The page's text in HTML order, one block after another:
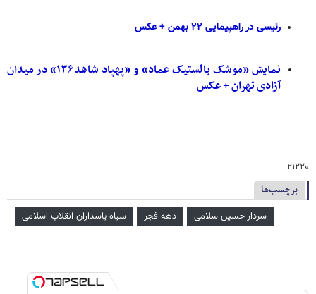
رئیسی در راهپیمایی ۲۲ بهمن + عکس
نمایش «موشک بالستیک عماد» و «پهپاد شاهد۱۳۶» در میدان
آزادی تهران + عکس
۲۱۲۲۰
برچسب‌ها
سردار حسین سلامی دهه فجر سپاه پاسداران انقلاب اسلامی